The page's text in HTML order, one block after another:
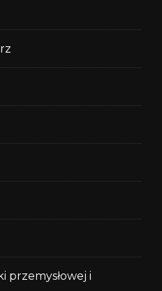
przemysłowej i